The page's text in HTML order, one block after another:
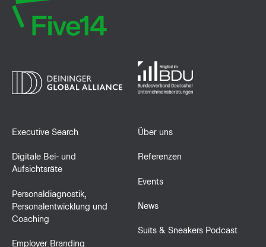
Executive Search
Digitale Bei- und
Aufsichtsräte
Personaldiagnostik,
Personalentwicklung und
Coaching
Employer Branding
Über uns
Referenzen
Events
News
Suits & Sneakers Podcast